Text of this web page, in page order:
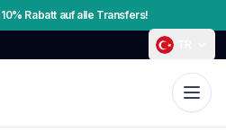
10% Rabatt auf alle Transfers!